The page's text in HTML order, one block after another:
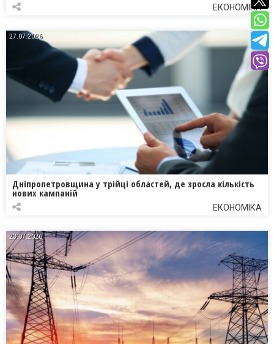
ЕКОНОМІКА
27.07.2026
Дніпропетровщина у трійці областей, де зросла кількість
нових кампаній
ЕКОНОМІКА
23.07.2026